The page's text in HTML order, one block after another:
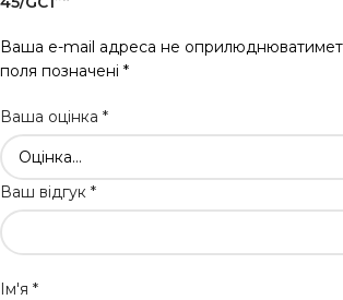
Ваша e-mail адреса не
поля позначені *
Ваша оцінка *
Ваш відгук *
Ім'я *